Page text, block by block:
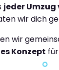
jeder
wir dich
wir
Konzept